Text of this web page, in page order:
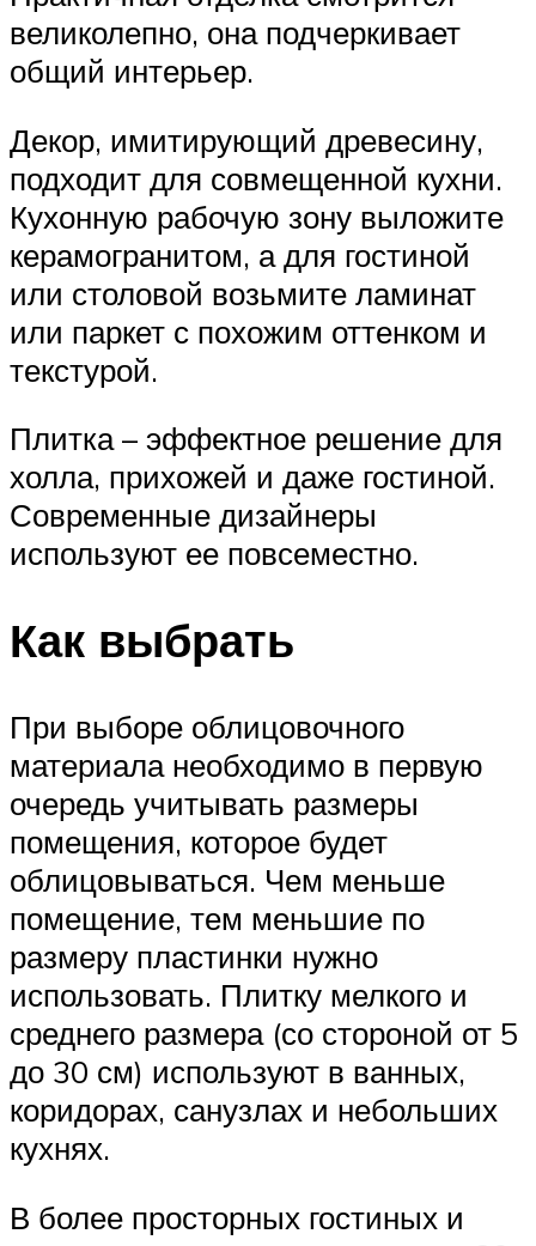
великолепно, она подчеркивает
общий интерьер.
Декор, имитирующий древесину,
подходит для совмещенной кухни.
Кухонную рабочую зону выложите
керамогранитом, а для гостиной
или столовой возьмите ламинат
или паркет с похожим оттенком и
текстурой.
Плитка – эффектное решение для
холла, прихожей и даже гостиной.
Современные дизайнеры
используют ее повсеместно.
Как выбрать
При выборе облицовочного
материала необходимо в первую
очередь учитывать размеры
помещения, которое будет
облицовываться. Чем меньше
помещение, тем меньшие по
размеру пластинки нужно
использовать. Плитку мелкого и
среднего размера (со стороной от 5
до 30 см) используют в ванных,
коридорах, санузлах и небольших
кухнях.
В более просторных гостиных и